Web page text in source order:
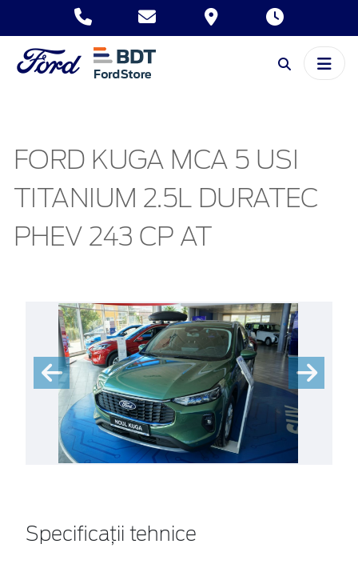
FORD KUGA MCA 5 USI
TITANIUM 2.5L DURATEC
PHEV 243 CP AT
Specificații tehnice